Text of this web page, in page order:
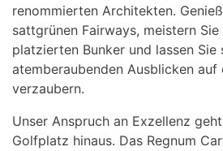
renommierten Architekten.
sattgrünen Fairways, meistern
platzierten Bunker und lassen Sie
atemberaubenden Ausblicken
verzaubern.
Unser Anspruch an Exzellenz
Golfplatz hinaus. Das Regnum